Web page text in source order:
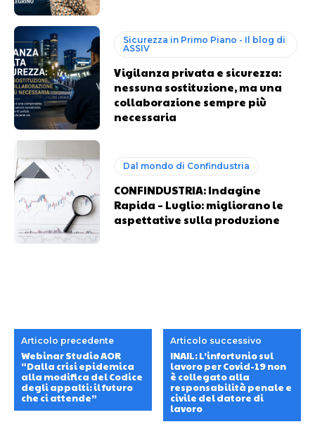
Sicurezza in Primo Piano - Il blog di
ASSIV
Vigilanza privata e sicurezza:
nessuna sostituzione, ma una
collaborazione sempre più
necessaria
Dal mondo di Confindustria
CONFINDUSTRIA: Indagine
Rapida – Luglio: migliorano le
aspettative sulla produzione
Articolo precedente
Webinar Studio AOR
“Dalla crisi epidemica
alla modifica del Codice
degli appalti: il futuro
che ci attende”
Articolo successivo
INAIL: L’infortunio sul
lavoro per Covid-19 non
è collegato alla
responsabilità penale e
civile del datore di
lavoro